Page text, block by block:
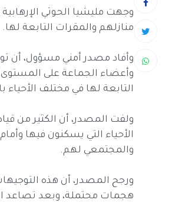
وجهت مليشيا الحوثي
منازلهم والمقرات التابعة لها.
وأفاد مصدر أمني مسؤول، أن
وأعضاء الجماعة على المستوى
التابعة لها في مختلف
ولفت المصدر، أن الكثير من
الأحياء التي يسكنون فيها
والمجتمعي لهم.
ورجح المصدر، أن هذه
هجمات محتملة، وبعد تصاعد